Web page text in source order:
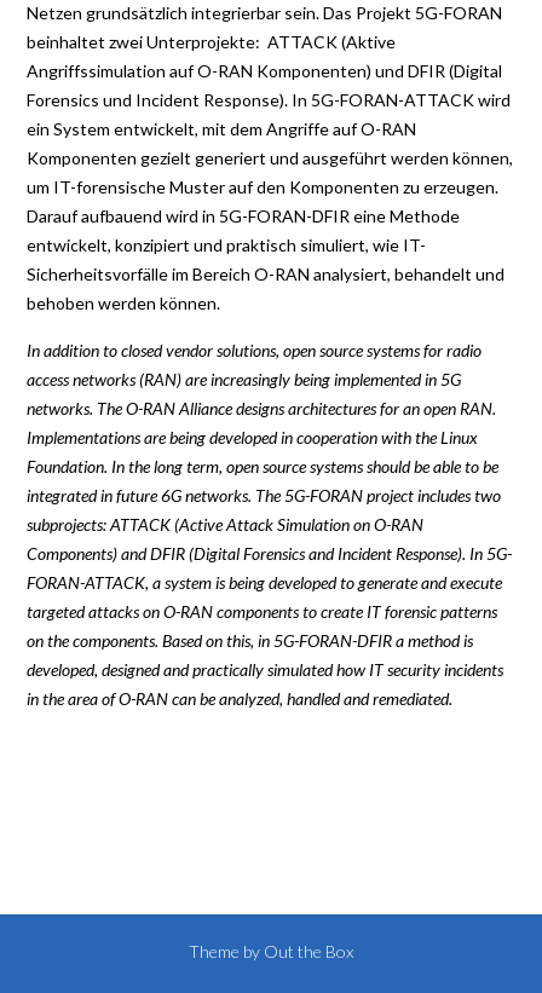
Netzen grundsätzlich integrierbar sein. Das Projekt 5G-FORAN
beinhaltet zwei Unterprojekte: ATTACK (Aktive
Angriffssimulation auf O-RAN Komponenten) und DFIR (Digital
Forensics und Incident Response). In 5G-FORAN-ATTACK wird
ein System entwickelt, mit dem Angriffe auf O-RAN
Komponenten gezielt generiert und ausgeführt werden können,
um IT-forensische Muster auf den Komponenten zu erzeugen.
Darauf aufbauend wird in 5G-FORAN-DFIR eine Methode
entwickelt, konzipiert und praktisch simuliert, wie IT-
Sicherheitsvorfälle im Bereich O-RAN analysiert, behandelt und
behoben werden können.
In addition to closed vendor solutions, open source systems for radio
access networks (RAN) are increasingly being implemented in 5G
networks. The O-RAN Alliance designs architectures for an open RAN.
Implementations are being developed in cooperation with the Linux
Foundation. In the long term, open source systems should be able to be
integrated in future 6G networks. The 5G-FORAN project includes two
subprojects: ATTACK (Active Attack Simulation on O-RAN
Components) and DFIR (Digital Forensics and Incident Response). In 5G-
FORAN-ATTACK, a system is being developed to generate and execute
targeted attacks on O-RAN components to create IT forensic patterns
on the components. Based on this, in 5G-FORAN-DFIR a method is
developed, designed and practically simulated how IT security incidents
in the area of O-RAN can be analyzed, handled and remediated.
Theme by Out the Box